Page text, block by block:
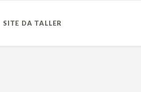
SITE DA TALLER